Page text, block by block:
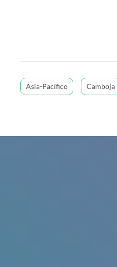
Ásia-Pacífico Camboja